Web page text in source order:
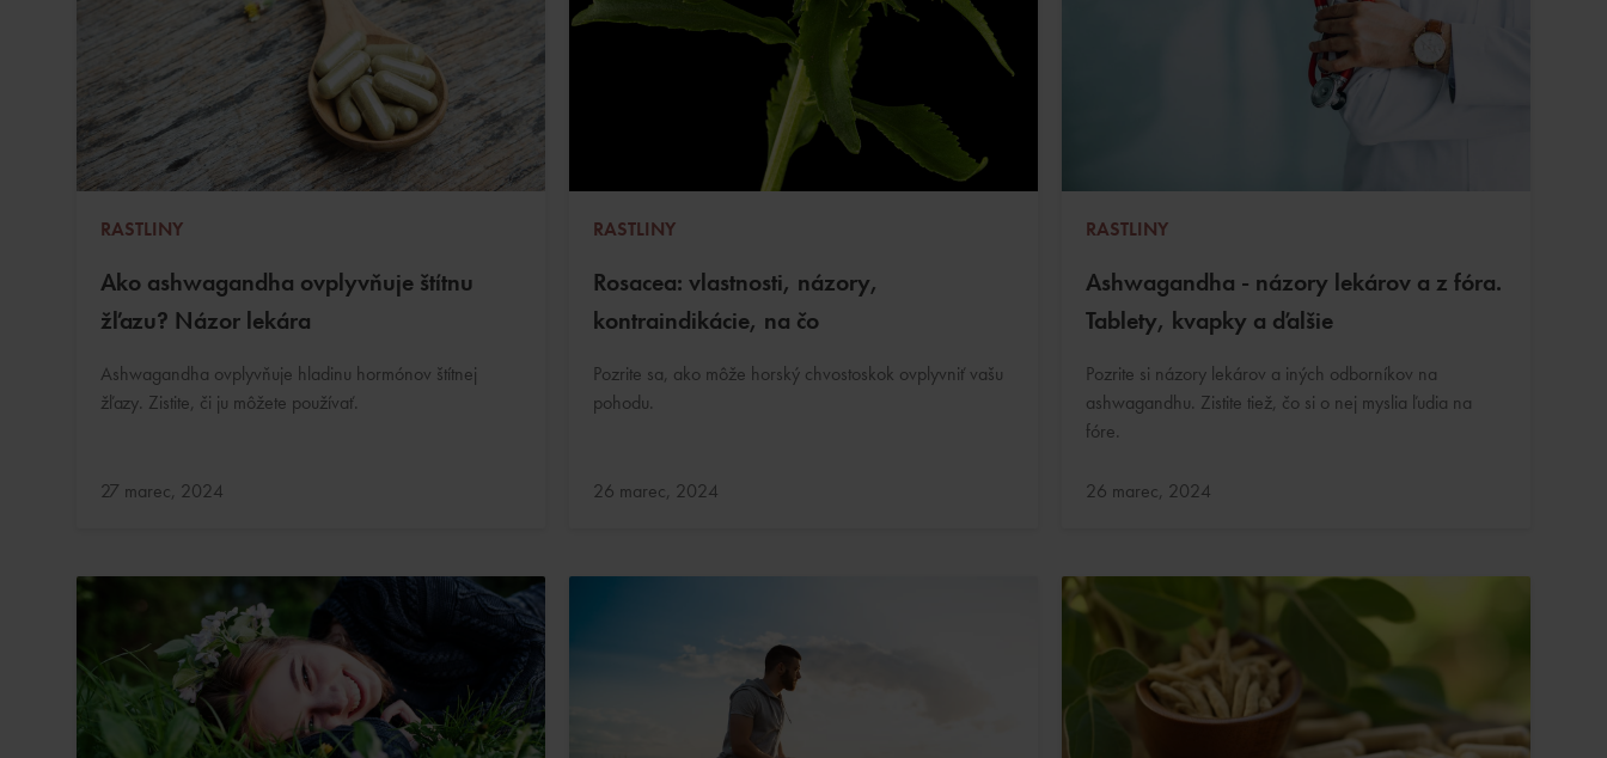
RASTLINY
Ako ashwagandha ovplyvňuje štítnu
žľazu? Názor lekára
Ashwagandha ovplyvňuje hladinu hormónov štítnej
žľazy. Zistite, či ju môžete používať.
Aktualizované:
27 marec, 2024
RASTLINY
Rosacea: vlastnosti, názory,
kontraindikácie, na čo
Pozrite sa, ako môže horský chvostoskok ovplyvniť vašu
pohodu.
Aktualizované:
26 marec, 2024
RASTLINY
Ashwagandha - názory lekárov a z fóra.
Tablety, kvapky a ďalšie
Pozrite si názory lekárov a iných odborníkov na
ashwagandhu. Zistite tiež, čo si o nej myslia ľudia na
fóre.
Aktualizované:
26 marec, 2024